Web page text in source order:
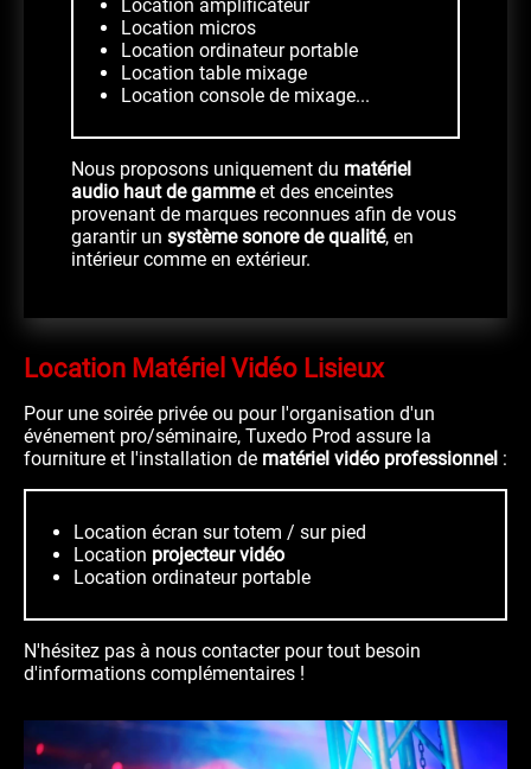
Location amplificateur
Location micros
Location ordinateur portable
Location table mixage
Location console de mixage...
Nous proposons uniquement du matériel
audio haut de gammeet des enceintes
provenant de marques reconnues afin de vous
garantir un système sonore de qualité, en
intérieur comme en extérieur.
Location Matériel Vidéo Lisieux
Pour une soirée privée ou pour l'organisation d'un
événement pro/séminaire, Tuxedo Prod assure la
fourniture et l'installation de matériel vidéo professionnel :
Location écran sur totem / sur pied
Location projecteur vidéo
Location ordinateur portable
N'hésitez pas à nous contacter pour tout besoin
d'informations complémentaires !